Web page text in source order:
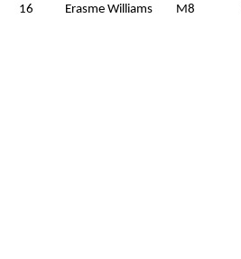
16
Erasme Williams M8